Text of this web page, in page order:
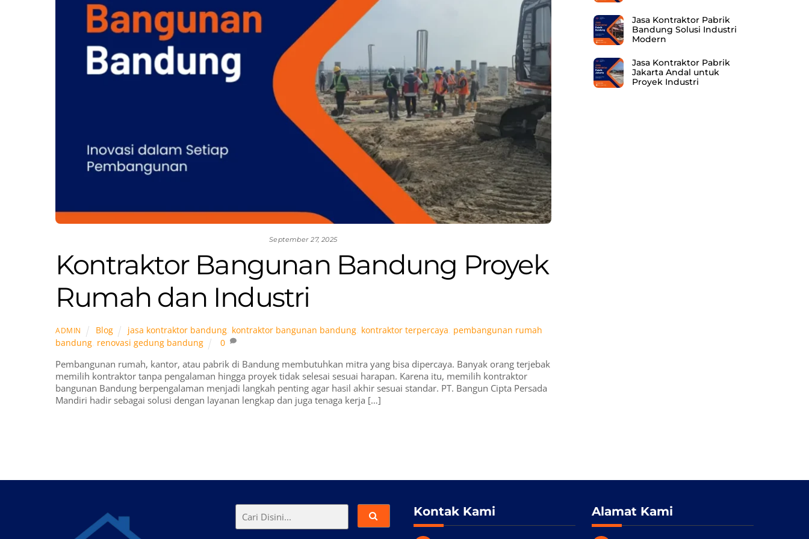
September 27, 2025
Kontraktor Bangunan Bandung Proyek
Rumah dan Industri
ADMIN Blog jasa kontraktor bandung kontraktor bangunan bandung kontraktor terpercaya pembangunan rumah
bandung renovasi gedung bandung 0
Pembangunan rumah, kantor, atau pabrik di Bandung membutuhkan mitra yang bisa dipercaya. Banyak orang terjebak
memilih kontraktor tanpa pengalaman hingga proyek tidak selesai sesuai harapan. Karena itu, memilih kontraktor
bangunan Bandung berpengalaman menjadi langkah penting agar hasil akhir sesuai standar. PT. Bangun Cipta Persada
Mandiri hadir sebagai solusi dengan layanan lengkap dan juga tenaga kerja […]
Jasa Kontraktor Pabrik
Bandung Solusi Industri
Modern
Jasa Kontraktor Pabrik
Jakarta Andal untuk
Proyek Industri
Kontak Kami Alamat Kami